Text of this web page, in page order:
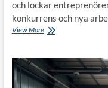
här
och lockar
konkurrens och nya
View MoreSå
kontorslösning